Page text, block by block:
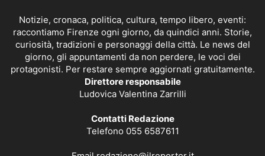
Notizie, cronaca, politica, cultura, tempo libero, eventi:
raccontiamo Firenze ogni giorno, da quindici anni. Storie,
curiosità, tradizioni e personaggi della città. Le news del
giorno, gli appuntamenti da non perdere, le voci dei
protagonisti. Per restare sempre aggiornati gratuitamente.
Direttore responsabile
Ludovica Valentina Zarrilli
Contatti Redazione
Telefono 055 6587611